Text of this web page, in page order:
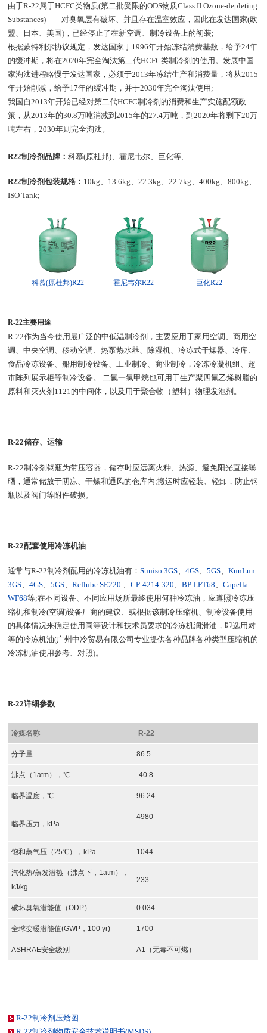
由于R-22属于HCFC类物质(第二批受限的ODS物质Class II Ozone-depleting
Substances)——对臭氧层有破坏、并且存在温室效应，因此在发达国家(欧
盟、日本、美国)，已经停止了在新空调、制冷设备上的初装;
根据蒙特利尔协议规定，发达国家于1996年开始冻结消费基数，给予24年
的缓冲期，将在2020年完全淘汰第二代HCFC类制冷剂的使用。发展中国
家淘汰进程略慢于发达国家，必须于2013年冻结生产和消费量，将从2015
年开始削减，给予17年的缓冲期，并于2030年完全淘汰使用;
我国自2013年开始已经对第二代HCFC制冷剂的消费和生产实施配额政
策，从2013年的30.8万吨消减到2015年的27.4万吨，到2020年将剩下20万
吨左右，2030年则完全淘汰。
R22制冷剂品牌：科慕(原杜邦)、霍尼韦尔、巨化等;
R22制冷剂包装规格： 10kg、13.6kg、22.3kg、22.7kg、400kg、800kg、
ISO Tank;
科慕(原杜邦)R22 霍尼韦尔R22 巨化R22
R-22主要用途
R-22作为当今使用最广泛的中低温制冷剂，主要应用于家用空调、商用空
调、中央空调、移动空调、热泵热水器、除湿机、冷冻式干燥器、冷库、
食品冷冻设备、船用制冷设备、工业制冷、商业制冷，冷冻冷凝机组、超
市陈列展示柜等制冷设备。 二氟一氯甲烷也可用于生产聚四氟乙烯树脂的
原料和灭火剂1121的中间体，以及用于聚合物（塑料）物理发泡剂。
R-22储存、运输
R-22制冷剂钢瓶为带压容器，储存时应远离火种、热源、避免阳光直接曝
晒，通常储放于阴凉、干燥和通风的仓库内;搬运时应轻装、轻卸，防止钢
瓶以及阀门等附件破损。
R-22配套使用冷冻机油
通常与R-22制冷剂配用的冷冻机油有：Suniso 3GS、4GS、5GS、KunLun
3GS、4GS、5GS、Reflube SE220 、CP-4214-320、BP LPT68、Capella
WF68等;在不同设备、不同应用场所最终使用何种冷冻油，应遵照冷冻压
缩机和制冷(空调)设备厂商的建议、或根据该制冷压缩机、制冷设备使用
的具体情况来确定使用同等设计和技术员要求的冷冻机润滑油，即选用对
等的冷冻机油(广州中冷贸易有限公司专业提供各种品牌各种类型压缩机的
冷冻机油使用参考、对照)。
R-22详细参数
冷媒名称 R-22
分子量 86.5
沸点（1atm），℃ -40.8
临界温度，℃ 96.24
临界压力，kPa
4980
饱和蒸气压（25℃），kPa 1044
汽化热/蒸发潜热（沸点下，1atm），
kJ/kg
233
破坏臭氧潜能值（ODP） 0.034
全球变暖潜能值(GWP，100 yr) 1700
ASHRAE安全级别 A1（无毒不可燃）
R-22制冷剂压焓图